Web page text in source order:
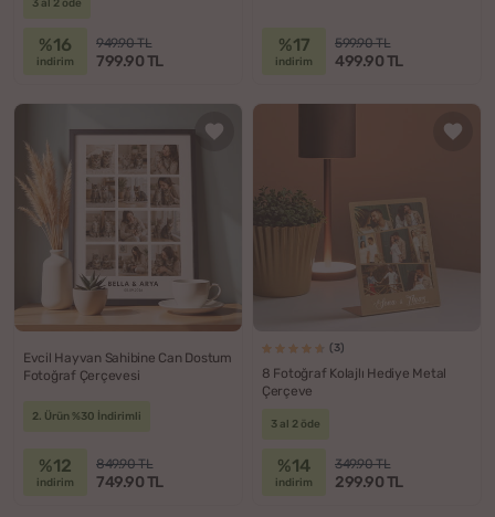
3 al 2 öde
%16
indirim
949.90 TL
799.90 TL
%17
indirim
599.90 TL
499.90 TL
Evcil Hayvan Sahibine Can Dostum
Fotoğraf Çerçevesi
2. Ürün %30 İndirimli
%12
indirim
849.90 TL
749.90 TL
(3)
8 Fotoğraf Kolajlı Hediye Metal
Çerçeve
3 al 2 öde
%14
indirim
349.90 TL
299.90 TL